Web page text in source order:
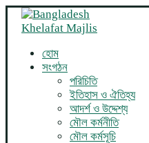
হোম
সংগঠন
পরিচিতি
ইতিহাস ও ঐতিহ্য
আদর্শ ও উদ্দেশ্য
মৌল কর্মনীতি
মৌল কর্মসূচি